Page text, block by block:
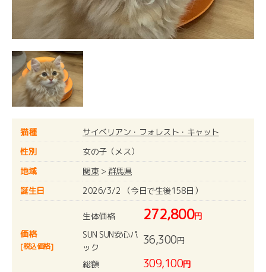
猫種
サイベリアン・フォレスト・キャット
性別
女の子（メス）
地域
関東> 群馬県
誕生日
2026/3/2 （今日で生後158日）
価格
[税込価格]
生体価格 272,800円
SUN SUN安心パ
ック
36,300円
総額 309,100円